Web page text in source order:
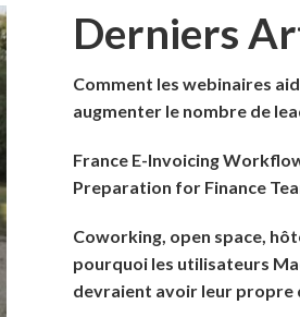
Derniers
Comment les webinaires
augmenter le nombre de
France E-Invoicing
Preparation for Finance
Coworking, open space,
pourquoi les utilisateurs
devraient avoir leur propre